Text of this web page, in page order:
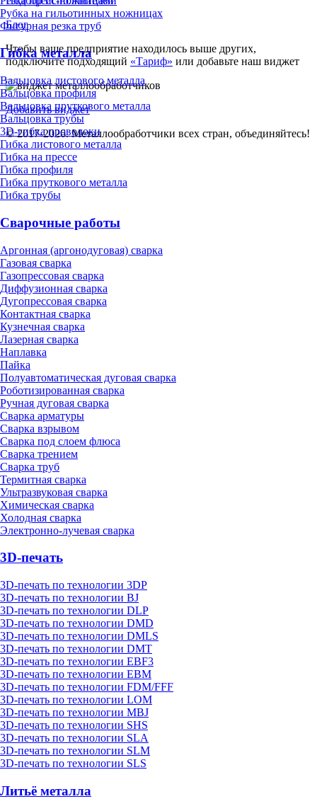
Рубка на гильотинных ножницах
Фигурная резка труб
Гибка металла
Вальцовка листового металла
Вальцовка профиля
Вальцовка пруткового металла
Вальцовка трубы
3D-гибка проволоки
Гибка листового металла
Гибка на прессе
Гибка профиля
Гибка пруткового металла
Гибка трубы
Сварочные работы
Аргонная (аргонодуговая) сварка
Газовая сварка
Газопрессовая сварка
Диффузионная сварка
Дугопрессовая сварка
Контактная сварка
Кузнечная сварка
Лазерная сварка
Наплавка
Пайка
Полуавтоматическая дуговая сварка
Роботизированная сварка
Ручная дуговая сварка
Сварка арматуры
Сварка взрывом
Сварка под слоем флюса
Сварка трением
Сварка труб
Термитная сварка
Ультразвуковая сварка
Химическая сварка
Холодная сварка
Электронно-лучевая сварка
3D-печать
3D-печать по технологии 3DP
3D-печать по технологии BJ
3D-печать по технологии DLP
3D-печать по технологии DMD
3D-печать по технологии DMLS
3D-печать по технологии DMT
3D-печать по технологии EBF3
3D-печать по технологии EBM
3D-печать по технологии FDM/FFF
3D-печать по технологии LOM
3D-печать по технологии MBJ
3D-печать по технологии SHS
3D-печать по технологии SLA
3D-печать по технологии SLM
3D-печать по технологии SLS
Литьё металла
Блог
Чтобы ваше предприятие находилось выше других,
подключите подходящий «Тариф» или добавьте наш виджет
Добавить виджет
© 2017-2026. Металлообработчики всех стран, объединяйтесь!